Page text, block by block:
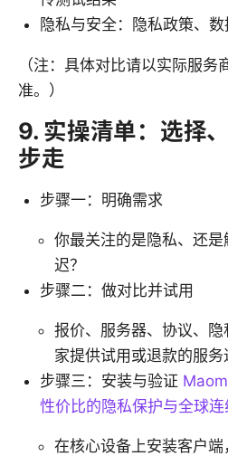
隐私与安全：隐私政策、
（注：具体对比请以实际服
准。）
9. 实操清单：选择
步走
步骤一：明确需求
你最关注的是隐私、还
迟？
步骤二：做对比并试用
报价、服务器、协议、
家提供试用或退款的服务
步骤三：安装与验证
性价比的隐私保护与全球
在核心设备上安装客户